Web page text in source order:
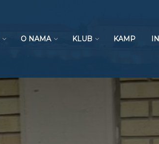
O NAMA KLUB KAMP